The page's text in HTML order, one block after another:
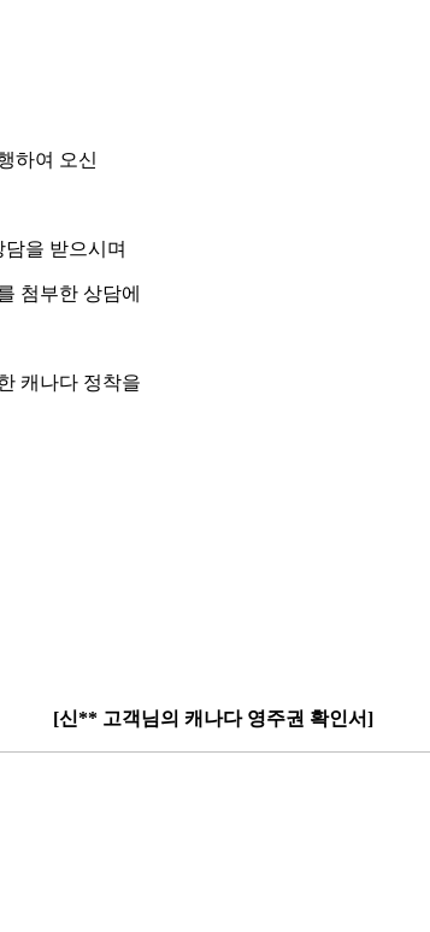
하여 오신
을 받으시며
첨부한 상담에
캐나다 정착을
[신** 고객님의 캐나다 영주권 확인서]